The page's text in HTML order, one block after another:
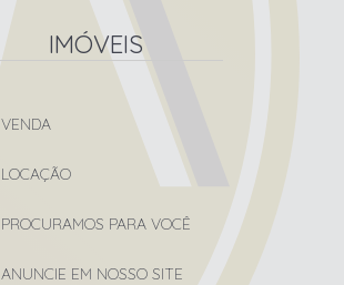
IMÓVEIS
VENDA
LOCAÇÃO
PROCURAMOS PARA VOCÊ
ANUNCIE EM NOSSO SITE